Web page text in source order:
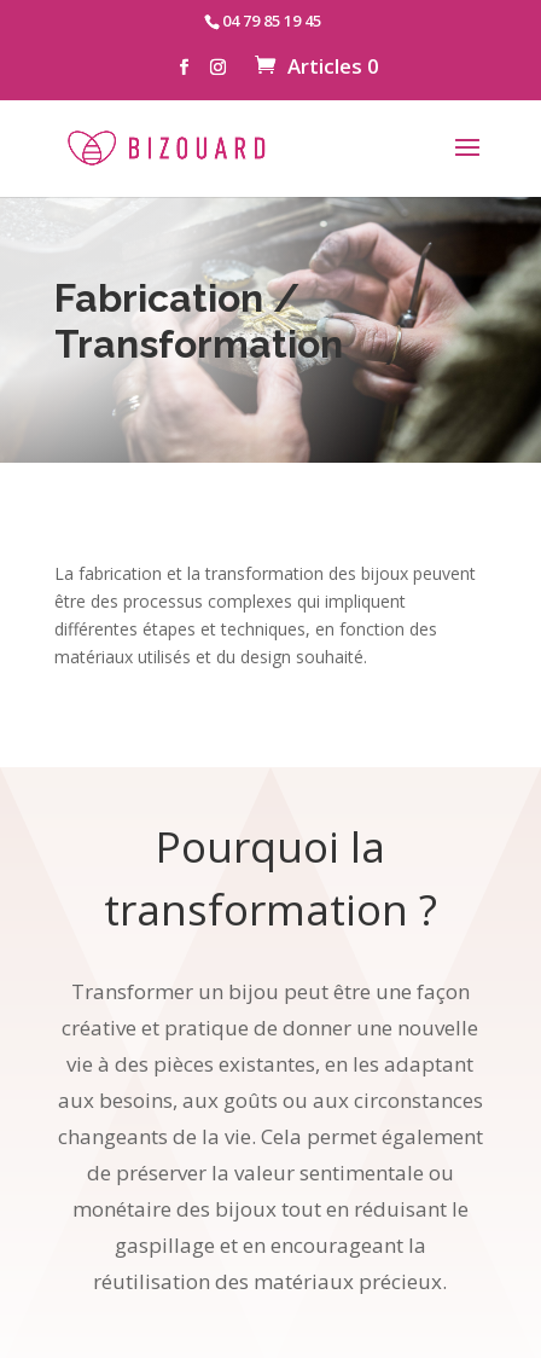
04 79 85 19 45
Articles 0
Fabrication /
Transformation
La fabrication et la transformation des bijoux peuvent
être des processus complexes qui impliquent
différentes étapes et techniques, en fonction des
matériaux utilisés et du design souhaité.
Pourquoi la
transformation ?
Transformer un bijou peut être une façon
créative et pratique de donner une nouvelle
vie à des pièces existantes, en les adaptant
aux besoins, aux goûts ou aux circonstances
changeants de la vie. Cela permet également
de préserver la valeur sentimentale ou
monétaire des bijoux tout en réduisant le
gaspillage et en encourageant la
réutilisation des matériaux précieux.